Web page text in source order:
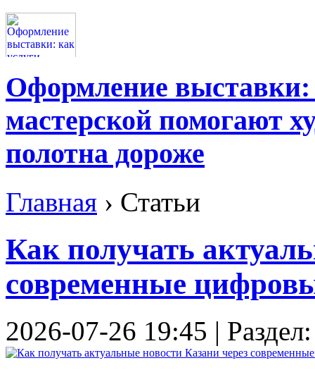
Оформление выставки:
мастерской помогают
полотна дороже
Главная › Статьи
Как получать
современные
2026-07-26 19:45 |